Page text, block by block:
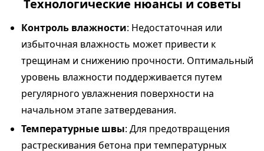
Технологические нюансы и советы
Контроль влажности: Недостаточная или
избыточная влажность может привести к
трещинам и снижению прочности. Оптимальный
уровень влажности поддерживается путем
регулярного увлажнения поверхности на
начальном этапе затвердевания.
Температурные швы: Для предотвращения
растрескивания бетона при температурных